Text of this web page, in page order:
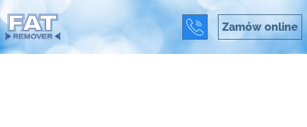
Zamów online